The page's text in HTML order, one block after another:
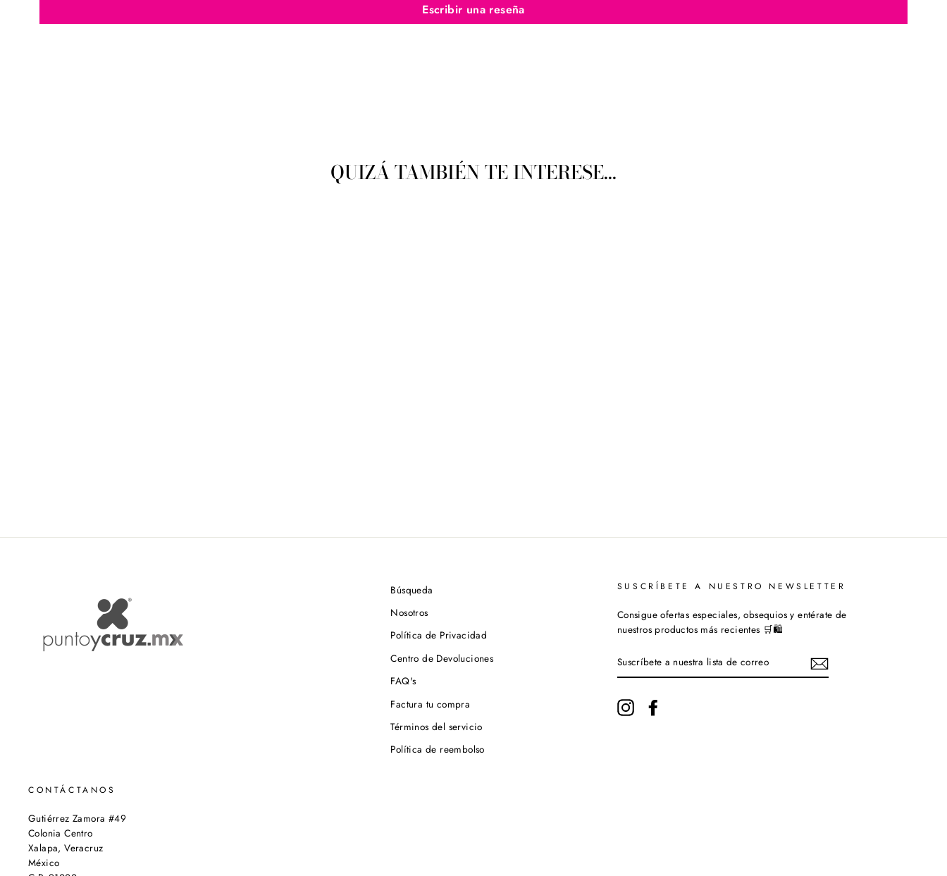
Escribir una reseña
QUIZÁ TAMBIÉN TE INTERESE...
Búsqueda
Nosotros
Política de Privacidad
Centro de Devoluciones
FAQ's
Factura tu compra
Términos del servicio
Política de reembolso
SUSCRÍBETE A NUESTRO NEWSLETTER
Consigue ofertas especiales, obsequios y entérate de
nuestros productos más recientes 🛒🛍️
A
NUESTRA
DE
CORREO
Instagram
CONTÁCTANOS
Gutiérrez Zamora #49
Colonia Centro
Xalapa, Veracruz
México